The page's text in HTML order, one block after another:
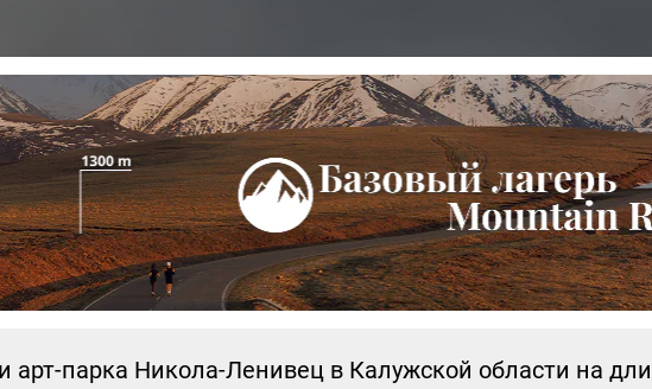
арт-парка Никола-Ленивец в Калужской области на